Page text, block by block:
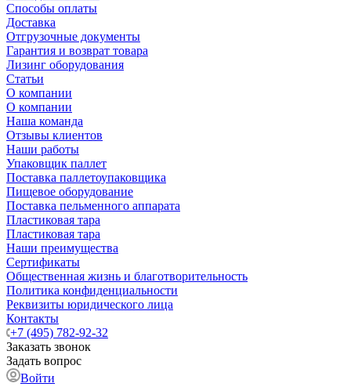
Способы оплаты
Доставка
Отгрузочные документы
Гарантия и возврат товара
Лизинг оборудования
Статьи
О компании
О компании
Наша команда
Отзывы клиентов
Наши работы
Упаковщик паллет
Поставка паллетоупаковщика
Пищевое оборудование
Поставка пельменного аппарата
Пластиковая тара
Пластиковая тара
Наши преимущества
Сертификаты
Общественная жизнь и благотворительность
Политика конфиденциальности
Реквизиты юридического лица
Контакты
+7 (495) 782-92-32
Заказать звонок
Задать вопрос
Войти